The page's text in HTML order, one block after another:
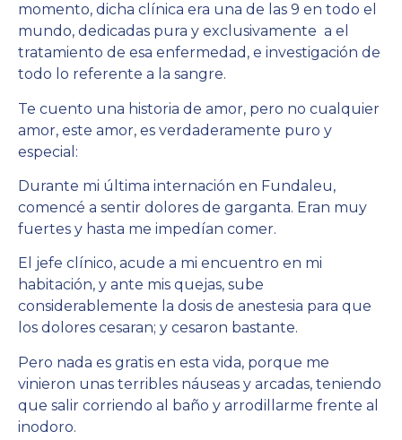
momento, dicha clínica era una de las 9 en todo el
mundo, dedicadas pura y exclusivamente a el
tratamiento de esa enfermedad, e investigación de
todo lo referente a la sangre.
Te cuento una historia de amor, pero no cualquier
amor, este amor, es verdaderamente puro y
especial:
Durante mi última internación en Fundaleu,
comencé a sentir dolores de garganta. Eran muy
fuertes y hasta me impedían comer.
El jefe clínico, acude a mi encuentro en mi
habitación, y ante mis quejas, sube
considerablemente la dosis de anestesia para que
los dolores cesaran; y cesaron bastante.
Pero nada es gratis en esta vida, porque me
vinieron unas terribles náuseas y arcadas, teniendo
que salir corriendo al baño y arrodillarme frente al
inodoro.